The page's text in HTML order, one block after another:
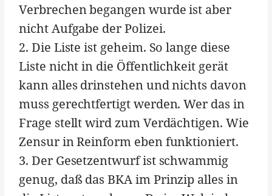
Verbrechen begangen wurde ist aber
nicht Aufgabe der Polizei.
2. Die Liste ist geheim. So lange diese
Liste nicht in die Öffentlichkeit gerät
kann alles drinstehen und nichts davon
muss gerechtfertigt werden. Wer das in
Frage stellt wird zum Verdächtigen. Wie
Zensur in Reinform eben funktioniert.
3. Der Gesetzentwurf ist schwammig
genug, daß das BKA im Prinzip alles in